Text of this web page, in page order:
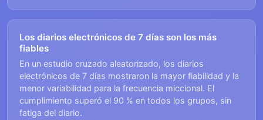
Los diarios electrónicos de 7 días son los más
fiables
En un estudio cruzado aleatorizado, los diarios
electrónicos de 7 días mostraron la mayor fiabilidad y la
menor variabilidad para la frecuencia miccional. El
cumplimiento superó el 90 % en todos los grupos, sin
fatiga del diario.